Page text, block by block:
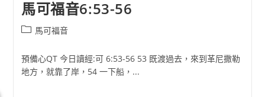
馬可福音6:53-56
Post馬可福音
預備心QT 今日讀經:可 6:53-56 53 既渡過去，來到革尼撒勒
地方，就靠了岸，54 一下船，...